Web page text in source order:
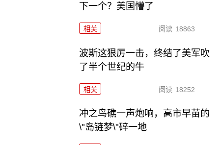
下一个？美国懵了
相关 阅读 18863
波斯这狠厉一击，终结了美军吹
了半个世纪的牛
相关 阅读 18252
冲之鸟礁一声炮响，高市早苗的
\"岛链梦\"碎一地